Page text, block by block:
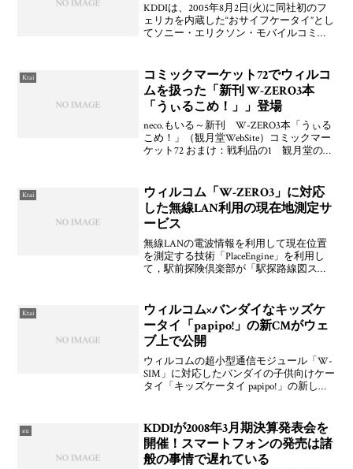
KDDIは、2005年8月2日(火)に同社初のフ
ェリカを内蔵した“おサイフケータイ”とし
てソニー・エリクソン・モバイルコミュ
は、渋谷にある「KDDI DESIG
Ktai
コミックマーケット72でウィルコ
ムを扱った「新刊 W-ZERO3本
「うぃるこめ！」」登場
neco.もいる～新刊 W-ZERO3本「うぃる
こめ！」（観月堂WebSite）コミックマー
ケット72 おまけ：戦利品の1 観月堂のウ
が売っていたらしい！！
Ktai
ウィルコム「W-ZERO3」に対応
した無線LAN利用の現在地測定サ
ービス
無線LANの電波情報を利用して現在位置
を測定する技術「PlaceEngine」を利用し
て，駅前探険倶楽部が「駅探路線図スク
しているのがWindows XPとW-ZERO
Ktai
ウィルコム×バンダイなキッズケ
ータイ「papipo!」の新CMがウェ
ブ上で公開
ウィルコムの超小型通信モジュール「W-
SIM」に対応したバンダイの子供向けケー
タイ「キッズケータイ papipo!」の新しい
が公開されている。なんか制作スタッフ
まで掲載
au
KDDIが2008年3月期決算発表会を
開催！スマートフォンの発売は諸
般の事情で遅れている